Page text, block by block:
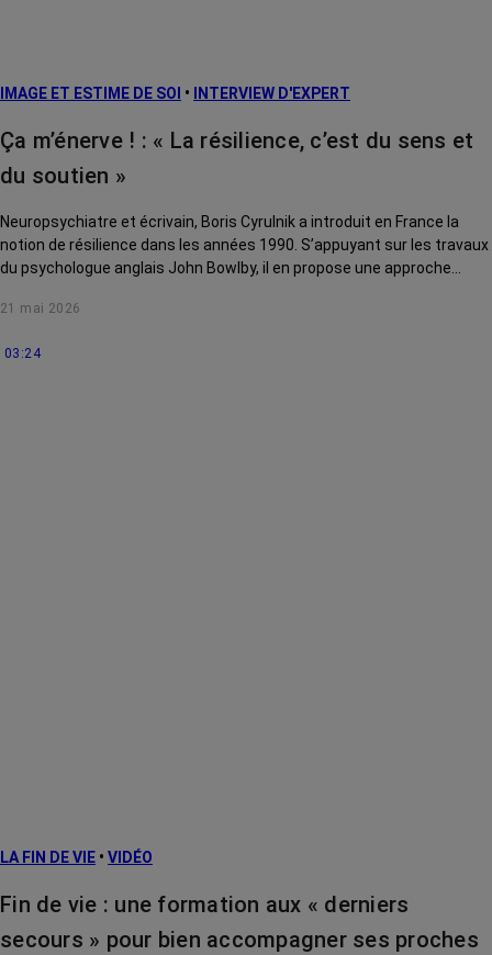
IMAGE ET ESTIME DE SOI • INTERVIEW D'EXPERT
Ça m’énerve ! : « La résilience, c’est du sens et
du soutien »
Neuropsychiatre et écrivain, Boris Cyrulnik a introduit en France la
notion de résilience dans les années 1990. S’appuyant sur les travaux
du psychologue anglais John Bowlby, il en propose une approche
psychologiques, sociales et culturelles.
21 mai 2026
03:24
LA FIN DE VIE • VIDÉO
Fin de vie : une formation aux « derniers
secours » pour bien accompagner ses proches